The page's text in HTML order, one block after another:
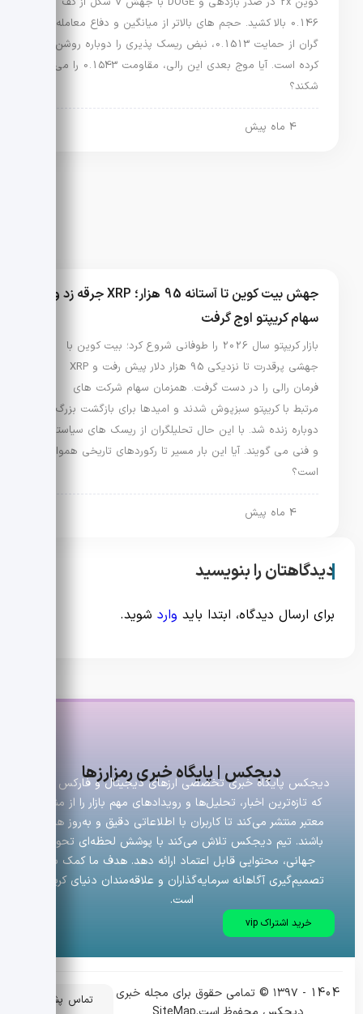
0.146 بالا کشید. حجم های بالاتر از میانگین و دفاع معامله
گران از حمایت 0.1513، نبض ریسک پذیری را دوباره روشن
کرده است. آیا موج بعدی این رالی، مقاومت 0.1543 را می
شکند؟
4 ماه پیش
جهش بیت کوین تا آستانه 95 هزار؛ XRP جرقه زد و
سهام کریپتو اوج گرفت
بازار کریپتو سال 2026 را طوفانی شروع کرد؛ بیت کوین با
جهشی پرقدرت تا نزدیکی 95 هزار دلار پیش رفت و XRP
فرمان رالی را در دست گرفت. همزمان سهام شرکت های
مرتبط با کریپتو سبزپوش شدند و امیدها برای بازگشت بزرگ
دوباره زنده شد. با این حال تحلیلگران از ریسک های سیاستی
و فنی می گویند. آیا این بار مسیر تا رکوردهای تاریخی هموار
است؟
4 ماه پیش
دیدگاهتان را بنویسید
برای ارسال دیدگاه، ابتدا باید وارد شوید.
دیجکس | پایگاه خبری رمزارزها
دیجکس پایگاه خبری تخصصی ارزهای دیجیتال و فارکس است
که تازه‌ترین اخبار، تحلیل‌ها و رویدادهای مهم بازار را از منابع
معتبر منتشر می‌کند تا کاربران با اطلاعاتی دقیق و به‌روز همراه
باشند. تیم دیجکس تلاش می‌کند با پوشش لحظه‌ای تحولات
جهانی، محتوایی قابل اعتماد ارائه دهد. هدف ما کمک به
تصمیم‌گیری آگاهانه سرمایه‌گذاران و علاقه‌مندان دنیای کریپتو
است.
خرید اشتراک vip
1404 - ۱۳۹۷ © تمامی حقوق برای مجله خبری
تماس پشتیبانی